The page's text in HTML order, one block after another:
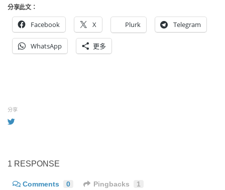
分享此文：
Facebook X Plurk Telegram
WhatsApp 更多
分享
1 RESPONSE
Comments 0 Pingbacks 1